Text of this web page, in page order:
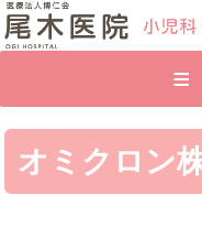
≡
オミクロン